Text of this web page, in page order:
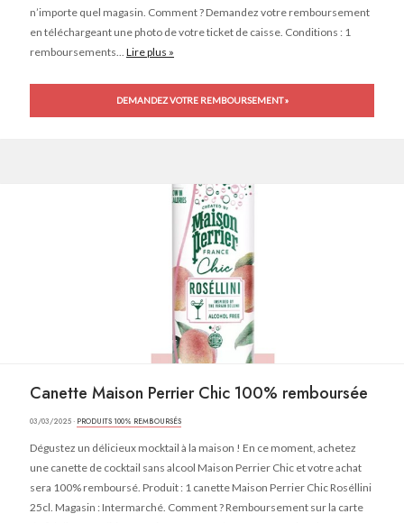
n’importe quel magasin. Comment ? Demandez votre remboursement
en téléchargeant une photo de votre ticket de caisse. Conditions : 1
remboursements... Lire plus »
DEMANDEZ VOTRE REMBOURSEMENT »
Canette Maison Perrier Chic 100% remboursée
03/03/2025 · PRODUITS 100% REMBOURSÉS
Dégustez un délicieux mocktail à la maison ! En ce moment, achetez
une canette de cocktail sans alcool Maison Perrier Chic et votre achat
sera 100% remboursé. Produit : 1 canette Maison Perrier Chic Roséllini
25cl. Magasin : Intermarché. Comment ? Remboursement sur la carte